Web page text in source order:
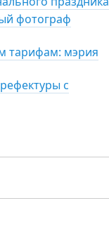
фотограф
тарифам: мэрия
с